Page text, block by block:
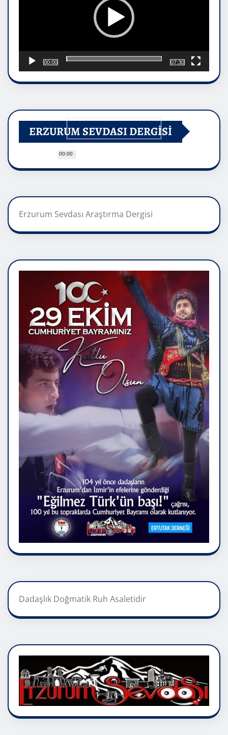
00:00
00:00
07:30
ERZURUM SEVDASI DERGİSİ
Erzurum Sevdası Araştırma Dergisi
Dadaşlık Doğmatik Ruh Asaletidir